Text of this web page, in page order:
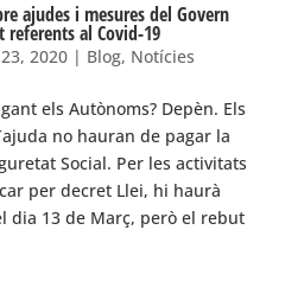
ajudes i mesures del Govern
referents al Covid-19
2020| Blog, Notícies
els Autònoms? Depèn. Els
no hauran de pagar la
Social. Per les activitats
per decret Llei, hi haurà
dia 13 de Març, però el rebut